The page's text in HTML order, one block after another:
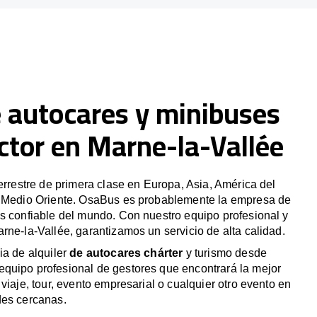
y minibuses
en Marne-la-Vallée
de primera clase en Europa, Asia, América del
Oriente. OsaBus es probablemente la empresa de
confiable del mundo. Con nuestro equipo profesional y
la-Vallée, garantizamos un servicio de alta calidad.
de alquilerde autocares chárter y turismo desde
profesional de gestores que encontrará la mejor
tour, evento empresarial o cualquier otro evento en
cercanas.